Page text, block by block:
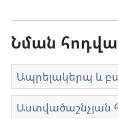
Նման
Ապրելակերպ և